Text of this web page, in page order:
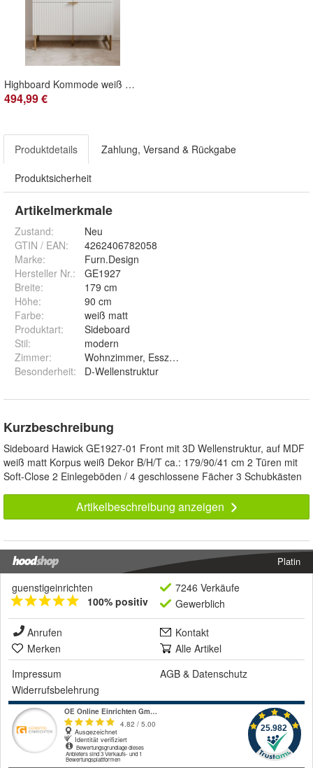
Highboard Kommode weiß matt mit 3D-Wellenstruktur Wohn- und Esszimmer Hawick
494,99 €
Produktdetails Zahlung, Versand & Rückgabe
Produktsicherheit
Artikelmerkmale
Zustand:
Neu
GTIN / EAN:
4262406782058
Marke:
Furn.Design
Hersteller Nr.:
GE1927
Breite:
179 cm
Höhe:
90 cm
Farbe:
weiß matt
Produktart:
Sideboard
Stil:
modern
Zimmer:
Wohnzimmer, Esszimmer
Besonderheit: D-Wellenstruktur
Kurzbeschreibung
Sideboard Hawick GE1927-01 Front mit 3D Wellenstruktur, auf MDF
weiß matt Korpus weiß Dekor B/H/T ca.: 179/90/41 cm 2 Türen mit
Soft-Close 2 Einlegeböden / 4 geschlossene Fächer 3 Schubkästen
Artikelbeschreibung anzeigen
Platin
guenstigeinrichten
100% positiv
7246 Verkäufe
Gewerblich
Anrufen
Kontakt
Merken
Alle Artikel
Impressum
AGB & Datenschutz
Widerrufsbelehrung